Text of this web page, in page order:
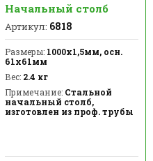
Начальный столб
Артикул: 6818
Размеры:1000х1,5мм, осн.
61х61мм
Вес:2.4 кг
Примечание:Стальной
начальный столб,
изготовлен из проф. трубы